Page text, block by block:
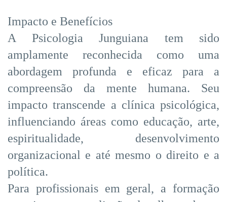
Impacto e Benefícios
A Psicologia Junguiana tem sido
amplamente reconhecida como uma
abordagem profunda e eficaz para a
compreensão da mente humana. Seu
impacto transcende a clínica psicológica,
influenciando áreas como educação, arte,
espiritualidade, desenvolvimento
organizacional e até mesmo o direito e a
política.
Para profissionais em geral, a formação